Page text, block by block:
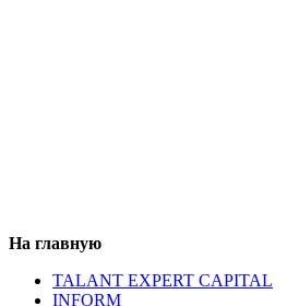
На главную
TALANT EXPERT CAPITAL
INFORM